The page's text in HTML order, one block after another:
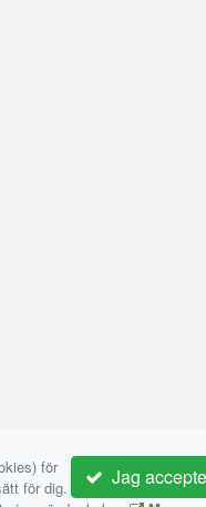
Jag
för
för dig.